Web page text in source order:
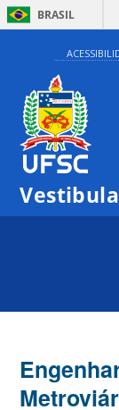
BRASIL